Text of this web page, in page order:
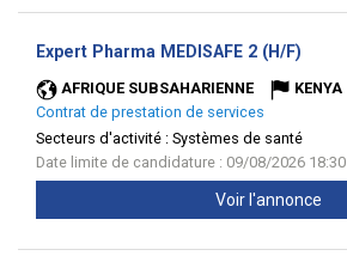
Expert Pharma MEDISAFE 2 (H/F)
AFRIQUE SUBSAHARIENNE KENYA
Contrat de prestation de services
Secteurs d'activité : Systèmes de santé
Date limite de candidature : 09/08/2026 18:30
Voir l'annonce